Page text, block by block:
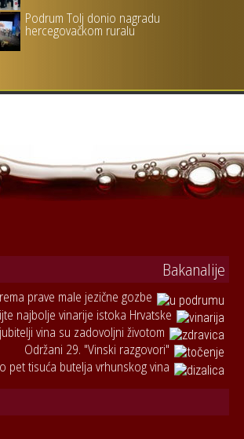
Podrum Tolj donio nagradu
hercegovačkom ruralu
Bakanalije
prave male jezične gozbe
najbolje vinarije istoka Hrvatske
vina su zadovoljni životom
Održani 29. "Vinski razgovori"
pet tisuća butelja vrhunskog vina